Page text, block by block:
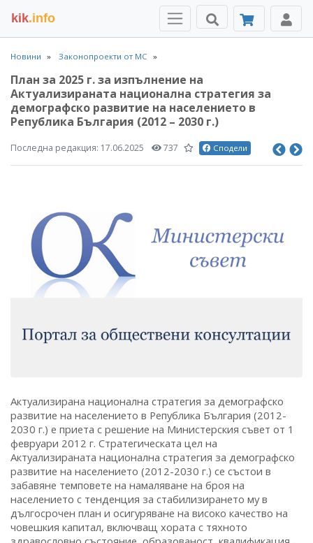
kik.info
Новини Законопроекти от МС
План за 2025 г. за изпълнение на
Актуализираната национална стратегия за
демографско развитие на населението в
Република България (2012 – 2030 г.)
Последна редакция: 17.06.2025 737 Сподели
Актуализирана национална стратегия за демографско
развитие на населението в Република България (2012-
2030 г.) е приета с решение на Министерския съвет от 1
февруари 2012 г. Стратегическата цел на
Актуализираната национална стратегия за демографско
развитие на населението (2012-2030 г.) се състои в
забавяне темповете на намаляване на броя на
населението с тенденция за стабилизирането му в
дългосрочен план и осигуряване на високо качество на
човешкия капитал, включващ хората с тяхното